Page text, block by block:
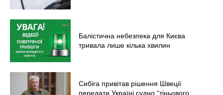
Балістична небезпека для Києва
тривала лише кілька хвилин
Сибіга привітав рішення Швеції
передати Україні судно “тіньового